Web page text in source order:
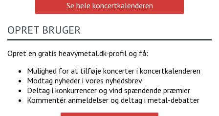
Se hele koncertkalenderen
OPRET BRUGER
Opret en gratis heavymetal.dk-profil og få:
Mulighed for at tilføje koncerter i koncertkalenderen
Modtag nyheder i vores nyhedsbrev
Deltag i konkurrencer og vind spændende præmier
Kommentér anmeldelser og deltag i metal-debatter